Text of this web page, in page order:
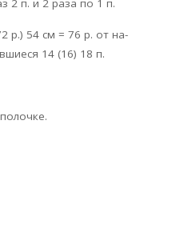
2 п. и 2 раза по 1 п.
р.) 54 см = 76 р. от на­
14 (16) 18 п.